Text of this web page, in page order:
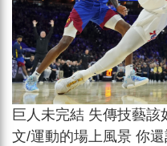
巨人未完結 失傳技藝該
文/運動的場上風景 你